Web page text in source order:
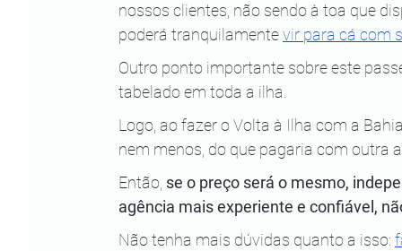
nossos clientes, não sendo à toa que
poderá tranquilamentevir para cá com
Outro ponto importante sobre este
tabelado em toda a ilha.
Logo, ao fazer o Volta à Ilha com a
nem menos, do que pagaria com outra
Então, se o preço será o mesmo,
agência mais experiente e confiável,
Não tenha mais dúvidas quanto a isso: